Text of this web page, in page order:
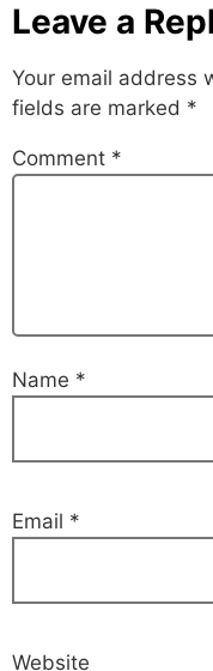
Leave a
Your email address
fields are marked *
Comment *
Name *
Email *
Website